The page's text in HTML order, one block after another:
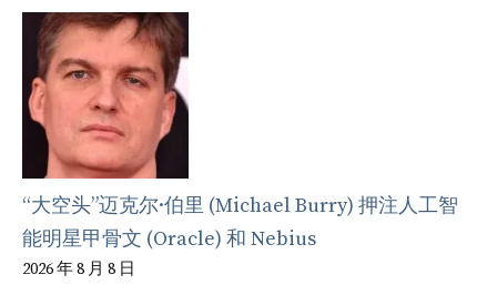
“大空头”迈克尔·伯里 (Michael Burry) 押注人工智
能明星甲骨文 (Oracle) 和 Nebius
2026 年 8 月 8 日